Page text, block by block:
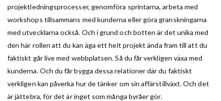
projektledningsprocesser, genomföra sprintarna, arbeta med
workshops tillsammans med kunderna eller göra granskningarna
med utvecklarna också. Och i grund och botten är det unika med
den här rollen att du kan äga ett helt projekt ända fram till att du
faktiskt går live med webbplatsen. Så du får verkligen växa med
kunderna. Och du får bygga dessa relationer där du faktiskt
verkligen kan påverka hur de tänker om sin affärstillväxt. Och det
är jättebra, för det är inget som många byråer gör.